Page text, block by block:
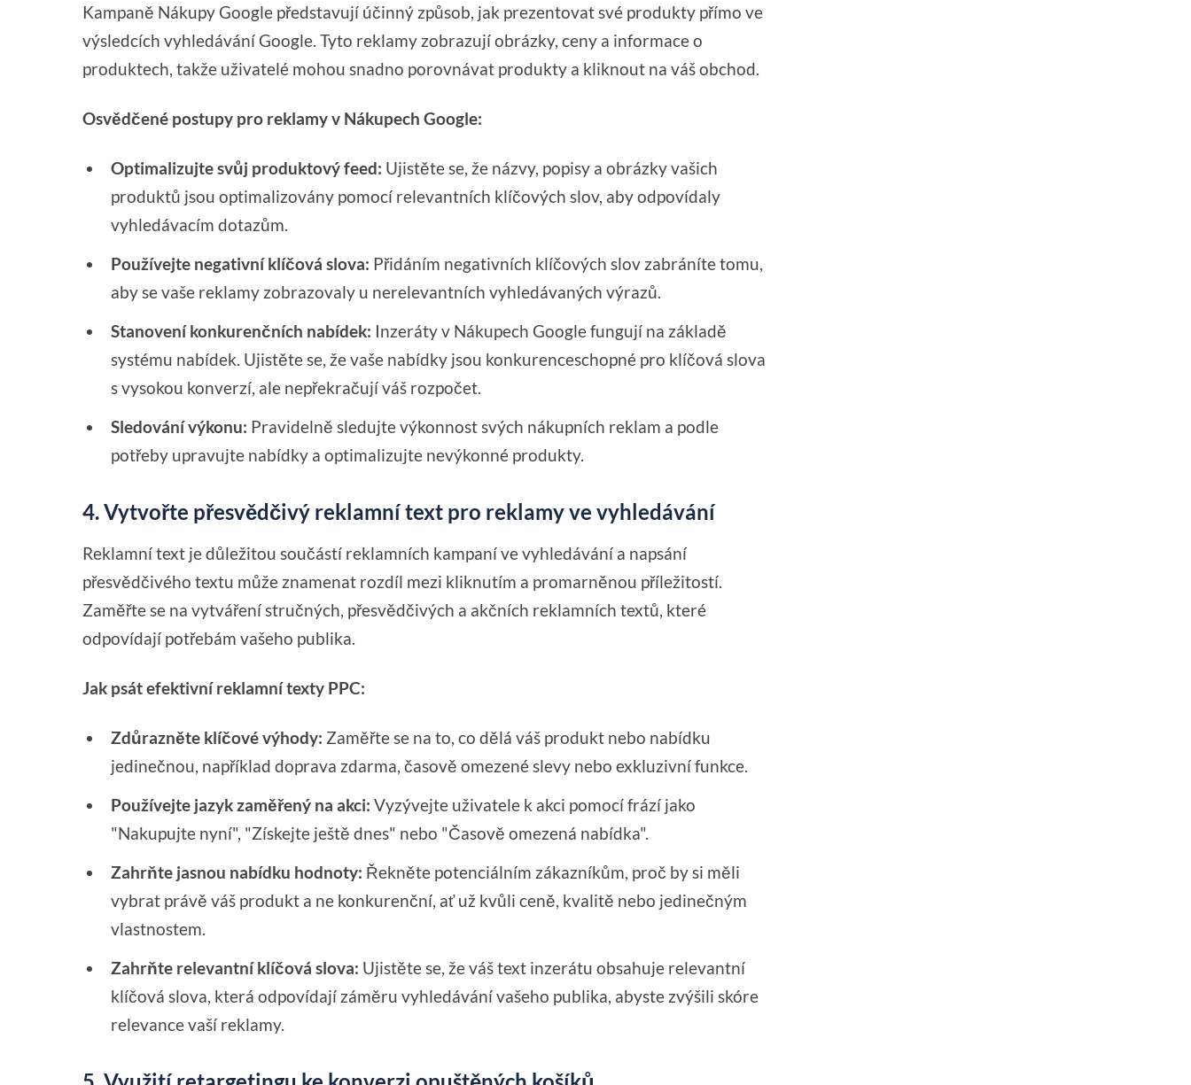
Kampaně Nákupy Google představují účinný způsob, jak prezentovat své produkty přímo ve
výsledcích vyhledávání Google. Tyto reklamy zobrazují obrázky, ceny a informace o
produktech, takže uživatelé mohou snadno porovnávat produkty a kliknout na váš obchod.
Osvědčené postupy pro reklamy v Nákupech Google:
Optimalizujte svůj produktový feed: Ujistěte se, že názvy, popisy a obrázky vašich
produktů jsou optimalizovány pomocí relevantních klíčových slov, aby odpovídaly
vyhledávacím dotazům.
Používejte negativní klíčová slova: Přidáním negativních klíčových slov zabráníte tomu,
aby se vaše reklamy zobrazovaly u nerelevantních vyhledávaných výrazů.
Stanovení konkurenčních nabídek: Inzeráty v Nákupech Google fungují na základě
systému nabídek. Ujistěte se, že vaše nabídky jsou konkurenceschopné pro klíčová slova
s vysokou konverzí, ale nepřekračují váš rozpočet.
Sledování výkonu: Pravidelně sledujte výkonnost svých nákupních reklam a podle
potřeby upravujte nabídky a optimalizujte nevýkonné produkty.
4. Vytvořte přesvědčivý reklamní text pro reklamy ve vyhledávání
Reklamní text je důležitou součástí reklamních kampaní ve vyhledávání a napsání
přesvědčivého textu může znamenat rozdíl mezi kliknutím a promarněnou příležitostí.
Zaměřte se na vytváření stručných, přesvědčivých a akčních reklamních textů, které
odpovídají potřebám vašeho publika.
Jak psát efektivní reklamní texty PPC:
Zdůrazněte klíčové výhody: Zaměřte se na to, co dělá váš produkt nebo nabídku
jedinečnou, například doprava zdarma, časově omezené slevy nebo exkluzivní funkce.
Používejte jazyk zaměřený na akci: Vyzývejte uživatele k akci pomocí frází jako
"Nakupujte nyní", "Získejte ještě dnes" nebo "Časově omezená nabídka".
Zahrňte jasnou nabídku hodnoty: Řekněte potenciálním zákazníkům, proč by si měli
vybrat právě váš produkt a ne konkurenční, ať už kvůli ceně, kvalitě nebo jedinečným
vlastnostem.
Zahrňte relevantní klíčová slova: Ujistěte se, že váš text inzerátu obsahuje relevantní
klíčová slova, která odpovídají záměru vyhledávání vašeho publika, abyste zvýšili skóre
relevance vaší reklamy.